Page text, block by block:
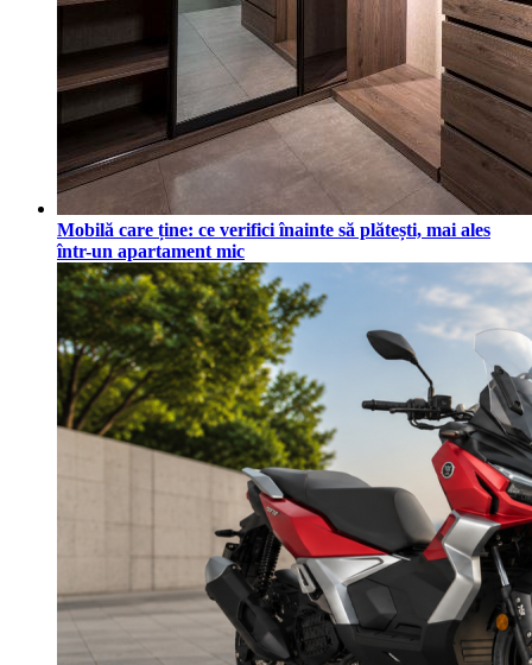
Mobilă care ține: ce verifici înainte să plătești, mai ales
într-un apartament mic